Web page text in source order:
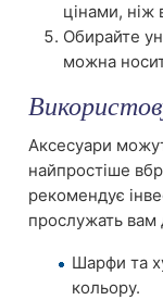
цінами, ніж
Обирайте
можна
Аксесуари
найпростіше
рекомендує
прослужать вам
Шарфи та
кольору.